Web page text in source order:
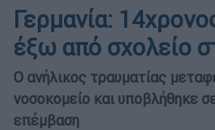
Γερμανία:
έξω από σχολείο
O ανήλικος τραυματίας
νοσοκομείο και υποβλήθηκε
επέμβαση